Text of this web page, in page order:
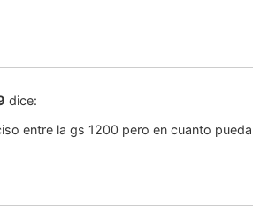
dice:
entre la gs 1200 pero en cuanto